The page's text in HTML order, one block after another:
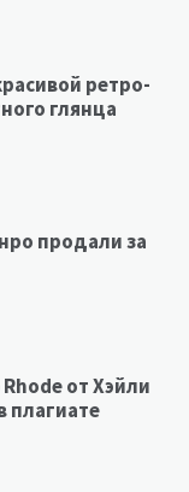
ретро-
глянца
продали за
от Хэйли
плагиате